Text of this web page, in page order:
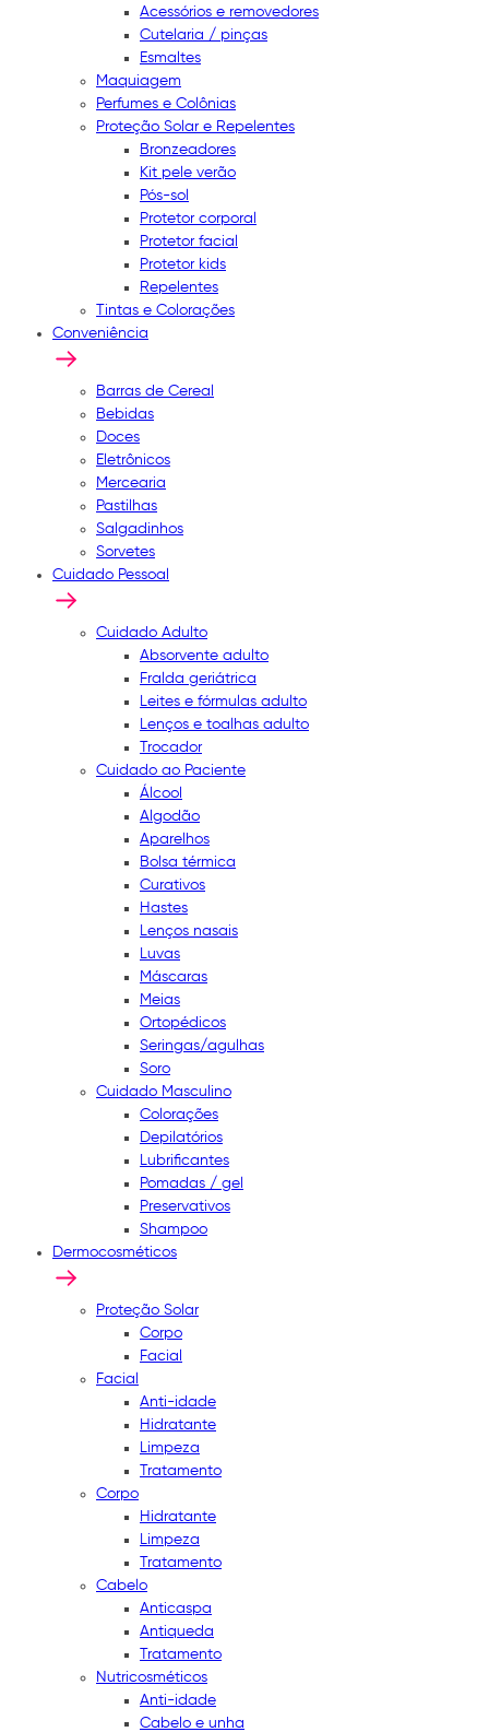
Acessórios e removedores
Cutelaria / pinças
Esmaltes
Maquiagem
Perfumes e Colônias
Proteção Solar e Repelentes
Bronzeadores
Kit pele verão
Pós-sol
Protetor corporal
Protetor facial
Protetor kids
Repelentes
Tintas e Colorações
Conveniência
Barras de Cereal
Bebidas
Doces
Eletrônicos
Mercearia
Pastilhas
Salgadinhos
Sorvetes
Cuidado Pessoal
Cuidado Adulto
Absorvente adulto
Fralda geriátrica
Leites e fórmulas adulto
Lenços e toalhas adulto
Trocador
Cuidado ao Paciente
Álcool
Algodão
Aparelhos
Bolsa térmica
Curativos
Hastes
Lenços nasais
Luvas
Máscaras
Meias
Ortopédicos
Seringas/agulhas
Soro
Cuidado Masculino
Colorações
Depilatórios
Lubrificantes
Pomadas / gel
Preservativos
Shampoo
Dermocosméticos
Proteção Solar
Corpo
Facial
Facial
Anti-idade
Hidratante
Limpeza
Tratamento
Corpo
Hidratante
Limpeza
Tratamento
Cabelo
Anticaspa
Antiqueda
Tratamento
Nutricosméticos
Anti-idade
Cabelo e unha